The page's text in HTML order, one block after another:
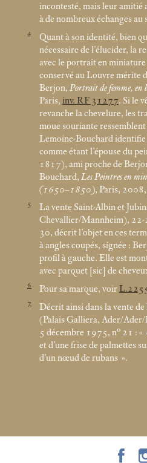
incontesté, mais leur amitié
à de nombreux échanges au
4
Quant à son identité, bien
nécessaire de l’élucider, la
avec le portrait en
conservé au Louvre mérite
Berjon, Portrait de femme, en
Paris, inv. RF 31277. Si le
revanche la chevelure, les
moue souriante
Lemoine-Bouchard
comme étant l’épouse du
1817), ami proche de
Bouchard, Les Peintres en
(1650–1850), Paris,
5
La vente Saint-Albin et
Chevallier/Mannheim), 22-
30, décrit l’objet en ces
à angles coupés, signée :
profil à gauche. Elle est
avec parquet [sic] de
6 Pour sa marque, voir
7
Décrit ainsi dans la vente
(Palais Galliera, Ader/
5 décembre 1975, n° 21 : «
et d’une frise de palmettes
d’un nœud de rubans ».